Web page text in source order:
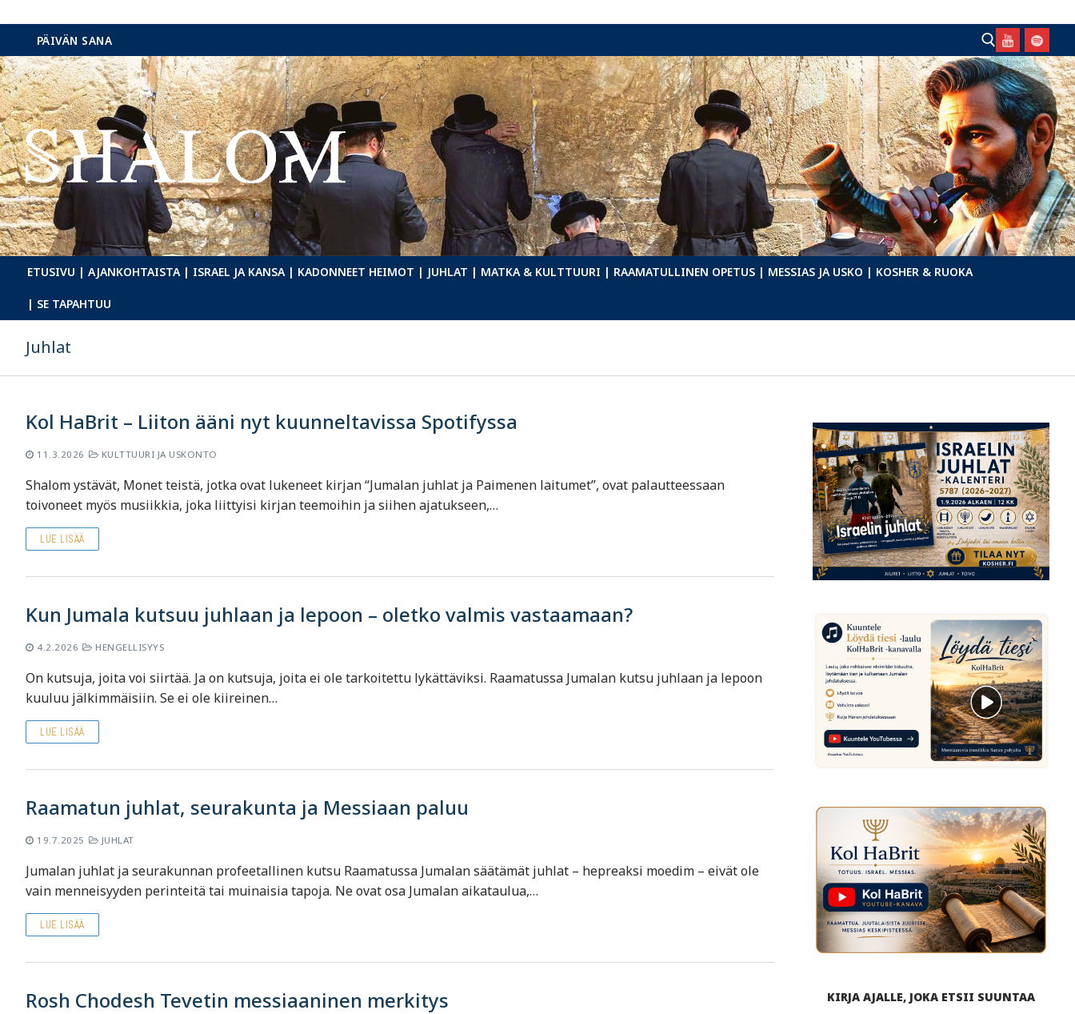
Hyppää
sisältöön
PÄIVÄN SANA
Hae:
ETUSIVU | AJANKOHTAISTA | ISRAEL JA KANSA | KADONNEET HEIMOT | JUHLAT | MATKA & KULTTUURI | RAAMATULLINEN OPETUS | MESSIAS JA USKO | KOSHER & RUOKA
| SE TAPAHTUU
Juhlat
Kol HaBrit – Liiton ääni nyt kuunneltavissa Spotifyssa
11.3.2026 KULTTUURI JA USKONTO
Shalom ystävät, Monet teistä, jotka ovat lukeneet kirjan “Jumalan juhlat ja Paimenen laitumet”, ovat palautteessaan
toivoneet myös musiikkia, joka liittyisi kirjan teemoihin ja siihen ajatukseen,…
LUE LISÄÄ
Kun Jumala kutsuu juhlaan ja lepoon – oletko valmis vastaamaan?
4.2.2026 HENGELLISYYS
On kutsuja, joita voi siirtää. Ja on kutsuja, joita ei ole tarkoitettu lykättäviksi. Raamatussa Jumalan kutsu juhlaan ja lepoon
kuuluu jälkimmäisiin. Se ei ole kiireinen…
LUE LISÄÄ
Raamatun juhlat, seurakunta ja Messiaan paluu
19.7.2025 JUHLAT
Jumalan juhlat ja seurakunnan profeetallinen kutsu Raamatussa Jumalan säätämät juhlat – hepreaksi moedim – eivät ole
vain menneisyyden perinteitä tai muinaisia tapoja. Ne ovat osa Jumalan aikataulua,…
LUE LISÄÄ
Rosh Chodesh Tevetin messiaaninen merkitys KIRJA AJALLE, JOKA ETSII SUUNTAA